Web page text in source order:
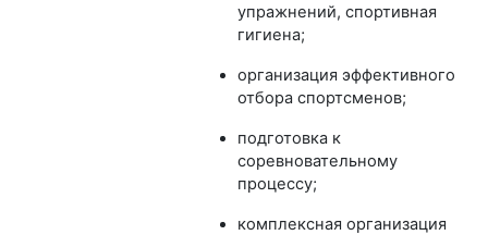
упражнений, спортивная
гигиена;
организация эффективного
отбора спортсменов;
подготовка к
соревновательному
процессу;
комплексная организация